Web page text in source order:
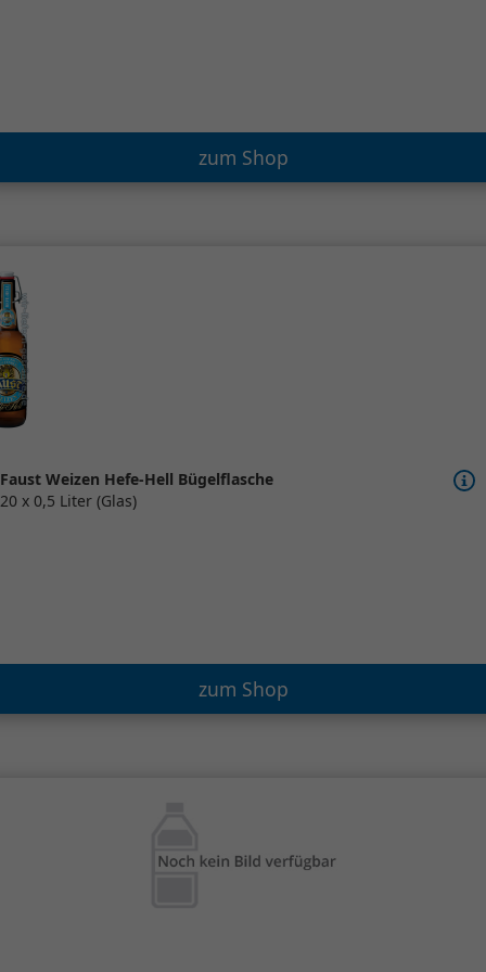
zum Shop
Faust Weizen Hefe-Hell Bügelflasche
20 x 0,5 Liter (Glas)
zum Shop